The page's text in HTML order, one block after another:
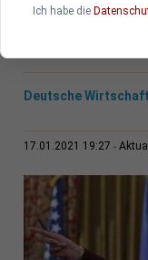
geschildert, wie
Deutsche
17.01.2021 19:27
Ich habe die